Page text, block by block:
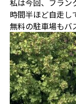
時間半ほど自走し
無料の駐車場もバ